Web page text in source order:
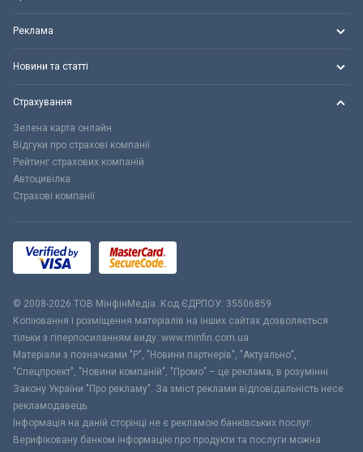
Реклама
Новини та статті
Страхування
Зелена карта онлайн
Відгуки про страхові компанії
Рейтинг страхових компаній
Автоцивілка
Страхові компанії
© 2008-2026 ТОВ МiнфiнМедiа. Код ЄДРПОУ: 35506859
Копіювання і розміщення матеріалів на інших сайтах дозволяється
тільки з гіперпосиланням виду: www.minfin.com.ua
Матеріали з позначками "Р", "Новини партнерів", "Актуально",
"Спецпроект", "Новини компаній", "Промо" – це реклама, в розумінні
Закону України "Про рекламу". За зміст реклами відповідальність несе
рекламодавець.
Інформація на даній сторінці не є рекламою банківських послуг.
Верифіковану банком інформацію про продукти та послуги можна